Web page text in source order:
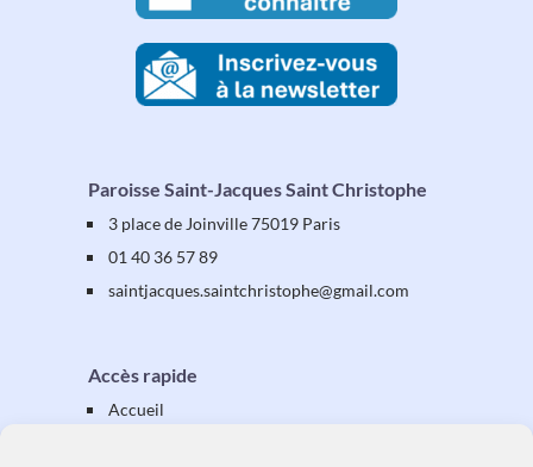
Paroisse Saint-Jacques Saint Christophe
3 place de Joinville 75019 Paris
01 40 36 57 89
saintjacques.saintchristophe@gmail.com
Accès rapide
Accueil